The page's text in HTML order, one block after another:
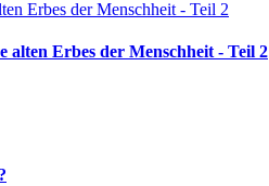
Erbes der Menschheit - Teil 2